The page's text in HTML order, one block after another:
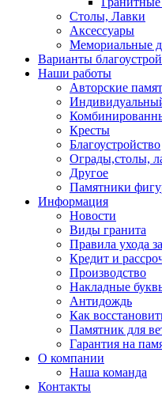
Столы, Лавки
Аксессуары
Мемориальные
Варианты
Наши работы
Авторские
Кресты
Благоустройство
Ограды,столы,
Другое
Памятники
Информация
Новости
Виды гранита
Правила ухода
Кредит и
Производство
Накладные
Антидождь
Как
Памятник для
Гарантия на
О компании
Наша команда
Контакты